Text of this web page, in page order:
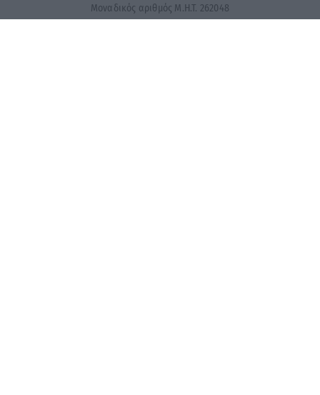
Μοναδικός αριθμός Μ.Η.Τ. 262048